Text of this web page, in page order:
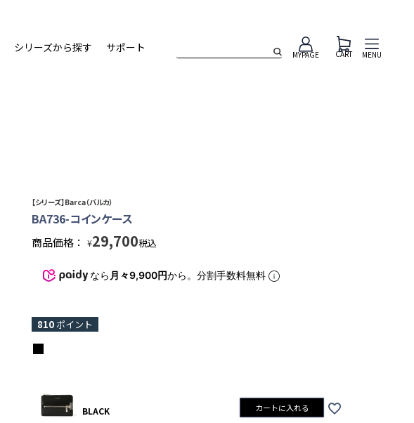
シリーズから探す サポート
MYPAGE CART MENU
【シリーズ】Barca（バルカ）
BA736-コインケース
商品価格： ¥29,700税込
なら 月々9,900円から。分割手数料無料
810 ポイント
BLACK カートに入れる